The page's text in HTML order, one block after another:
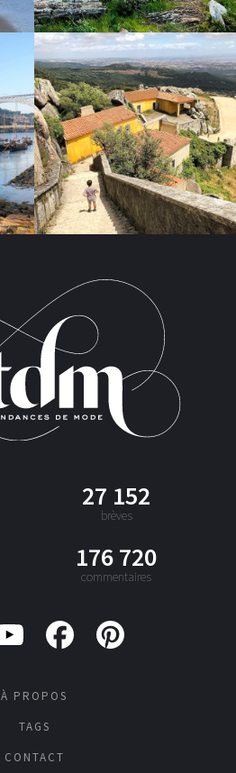
27 152
brèves
176 720
commentaires
À PROPOS
TAGS
CONTACT